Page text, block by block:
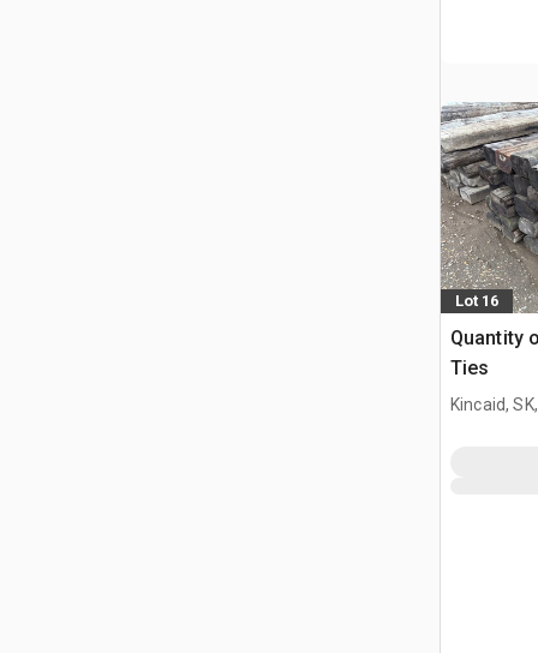
Lot 16
Quantity
Ties
Kincaid,